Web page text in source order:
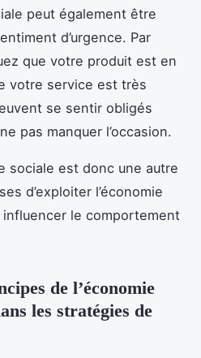
peut également être
d’urgence. Par
que votre produit est en
votre service est très
se sentir obligés
pas manquer l’occasion.
sociale est donc une autre
d’exploiter l’économie
le comportement
de l’économie
les stratégies de